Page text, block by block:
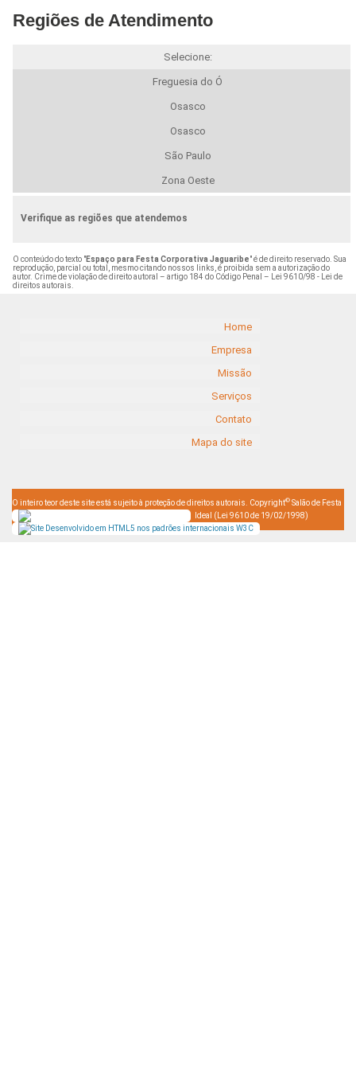
Regiões de Atendimento
Selecione:
Freguesia do Ó
Osasco
Osasco
São Paulo
Zona Oeste
Verifique as regiões que atendemos
O conteúdo do texto "Espaço para Festa Corporativa Jaguaribe" é de direito reservado. Sua
reprodução, parcial ou total, mesmo citando nossos links, é proibida sem a autorização do
autor. Crime de violação de direito autoral – artigo 184 do Código Penal –
Lei 9610/98 - Lei de
direitos autorais
Home
Empresa
Missão
Serviços
Contato
Mapa do site
O inteiro teor deste site está sujeito à proteção de direitos autorais. Copyright© Salão de Festa
Ideal (Lei 9610 de 19/02/1998)